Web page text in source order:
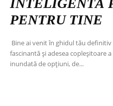
PENTRU TINE
Bine ai venit în ghidul tău
fascinantă și adesea copleșitoare
inundată de opțiuni, de...